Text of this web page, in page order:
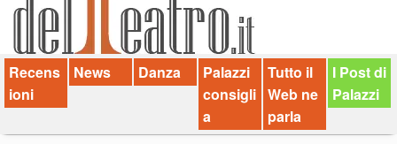
Palazzi consiglia
Video
Chi siamo
Recens
ioni
News Danza
Palazzi
consigli
a
Tutto il
Web ne
parla
I Post di
Palazzi